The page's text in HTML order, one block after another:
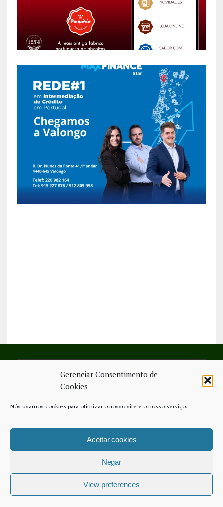
Gerenciar Consentimento de
Cookies
Nós usamos cookies para otimizar o nosso site e o nosso serviço.
Aceitar cookies
Negar
View preferences
SIGA-NOS NO FACEBOOK
ESTATUTO EDITORIAL
CONTACTE-NOS
COPYRIGHT © 2026 - JORNAL NOVO REGIONAL | POWERED BY